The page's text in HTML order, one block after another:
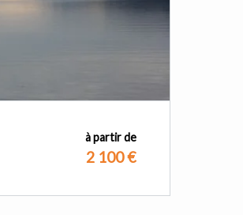
à partir de
2 100€